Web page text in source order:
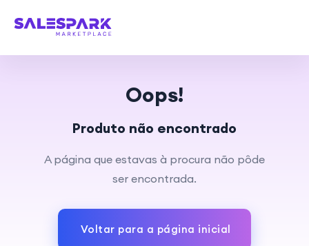
Oops!
Produto não encontrado
A página que estavas à procura não pôde
ser encontrada.
Voltar para a página inicial